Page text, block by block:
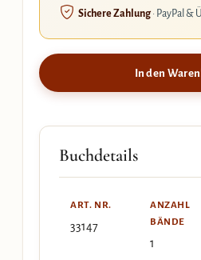
Sichere Zahlung· PayPal &
In den
Buchdetails
ART. NR.
33147
ANZAHL
BÄNDE
1